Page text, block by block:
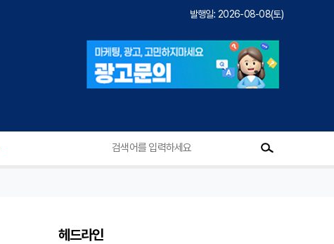
발행일: 2026-08-08(토)
헤드라인